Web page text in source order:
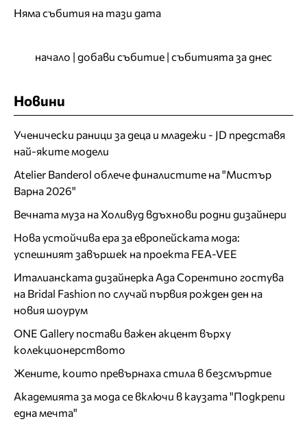
Няма събития на тази дата
начало | добави събитие | събитията за днес
Новини
Ученически раници за деца и младежи - JD представя
най-яките модели
Atelier Banderol облече финалистите на "Мистър
Варна 2026"
Вечната муза на Холивуд вдъхнови родни дизайнери
Нова устойчива ера за европейската мода:
успешният завършек на проекта FEA-VEE
Италианската дизайнерка Ада Сорентино гостува
на Bridal Fashion по случай първия рожден ден на
новия шоурум
ONE Gallery постави важен акцент върху
колекционерството
Жените, които превърнаха стила в безсмъртие
Академията за мода се включи в каузата "Подкрепи
една мечта"